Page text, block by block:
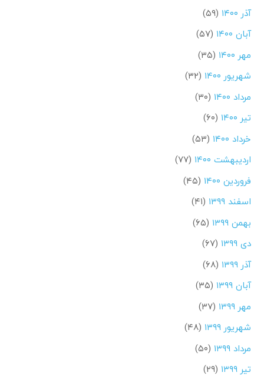
آذر ۱۴۰۰
(۵۹)
آبان ۱۴۰۰
(۵۷)
مهر ۱۴۰۰
(۳۵)
شهریور ۱۴۰۰
(۳۲)
مرداد ۱۴۰۰
(۳۰)
تیر ۱۴۰۰
(۶۰)
خرداد ۱۴۰۰
(۵۳)
اردیبهشت ۱۴۰۰
(۷۷)
فروردین ۱۴۰۰
(۴۵)
اسفند ۱۳۹۹
(۴۱)
بهمن ۱۳۹۹
(۶۵)
دی ۱۳۹۹
(۶۷)
آذر ۱۳۹۹
(۶۸)
آبان ۱۳۹۹
(۳۵)
مهر ۱۳۹۹
(۳۷)
شهریور ۱۳۹۹
(۴۸)
مرداد ۱۳۹۹
(۵۰)
تیر ۱۳۹۹
(۲۹)